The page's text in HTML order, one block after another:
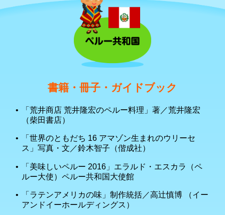
書籍・冊子・ガイドブック
「荒井商店 荒井隆宏のペルー料理」著／荒井隆宏
（柴田書店）
「世界のともだち 16 アマゾン生まれのウリーセ
ス」写真・文／鈴木智子（偕成社）
「美味しいペルー 2016」エラルド・エスカラ（ペ
ルー大使）ペルー共和国大使館
「ラテンアメリカの味」制作統括／高辻慎博 （イー
アンドイーホールディングス）